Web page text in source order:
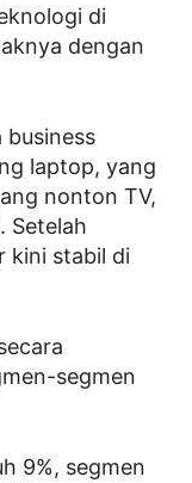
di
dengan
business
laptop, yang
nonton TV,
Setelah
kini stabil di
segmen
9%, segmen